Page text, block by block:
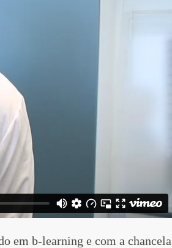
em b-learning e com a chancela